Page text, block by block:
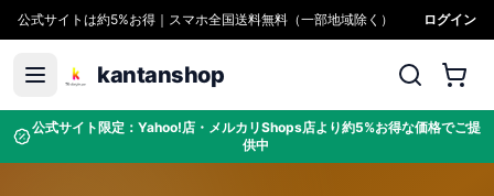
公式サイトは約5%お得｜スマホ全国送料無料（一部地域除く） ログイン
kantanshop
公式サイト限定：Yahoo!店・メルカリShops店より約5%お得な価格でご提
供中